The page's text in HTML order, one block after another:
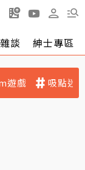
談 紳士專區
遊戲 吸點迷